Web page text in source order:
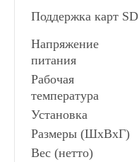
Поддержка карт SD
Напряжение
питания
Рабочая
температура
Установка
Размеры (ШхВхГ)
Вес (нетто)